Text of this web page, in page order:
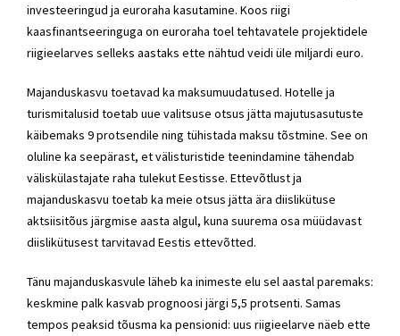
investeeringud ja euroraha kasutamine. Koos riigi
kaasfinantseeringuga on euroraha toel tehtavatele projektidele
riigieelarves selleks aastaks ette nähtud veidi üle miljardi euro.
Majanduskasvu toetavad ka maksumuudatused. Hotelle ja
turismitalusid toetab uue valitsuse otsus jätta majutusasutuste
käibemaks 9 protsendile ning tühistada maksu tõstmine. See on
oluline ka seepärast, et välisturistide teenindamine tähendab
väliskülastajate raha tulekut Eestisse. Ettevõtlust ja
majanduskasvu toetab ka meie otsus jätta ära diislikütuse
aktsiisitõus järgmise aasta algul, kuna suurema osa müüdavast
diislikütusest tarvitavad Eestis ettevõtted.
Tänu majanduskasvule läheb ka inimeste elu sel aastal paremaks:
keskmine palk kasvab prognoosi järgi 5,5 protsenti. Samas
tempos peaksid tõusma ka pensionid: uus riigieelarve näeb ette